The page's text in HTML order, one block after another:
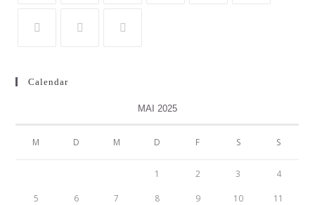
Calendar
MAI 2025
M D M D F S S
1 2 3 4
5 6 7 8 9 10 11